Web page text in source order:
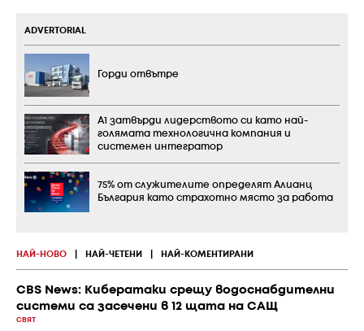
НАЙ-НОВО НАЙ-ЧЕТЕНИ НАЙ-КОМЕНТИРАНИ
CBS News: Кибератаки срещу водоснабдителни
системи са засечени в 12 щата на САЩ
СВЯТ
ADVERTORIAL
Горди отвътре
А1 затвърди лидерството си като най-
голямата технологична компания и
системен интегратор
75% от служителите определят Алианц
България като страхотно място за работа